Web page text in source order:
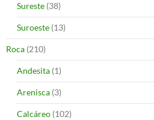
Sureste (38)
Suroeste (13)
Roca (210)
Andesita (1)
Arenisca (3)
Calcáreo (102)